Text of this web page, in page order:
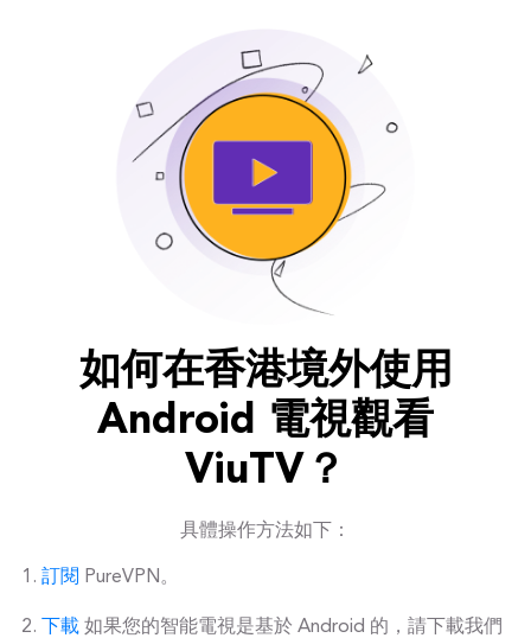
如何在香港境外使用
Android 電視觀看
ViuTV？
具體操作方法如下：
訂閱 PureVPN。
下載 如果您的智能電視是基於 Android 的，請下載我們